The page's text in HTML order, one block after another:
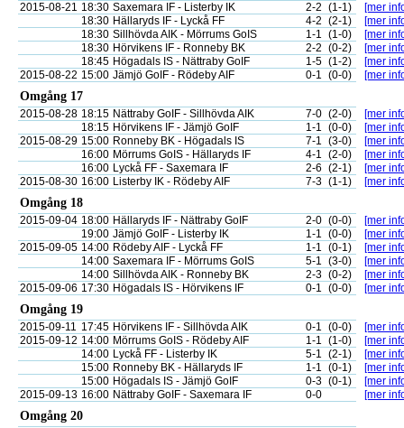
2015-08-21 18:30 Saxemara IF - Listerby IK 2-2 (1-1)
[mer
18:30 Hällaryds IF - Lyckå FF 4-2 (2-1)
[mer
18:30 Sillhövda AIK - Mörrums GoIS 1-1 (1-0)
[mer
18:30 Hörvikens IF - Ronneby BK 2-2 (0-2)
[mer
18:45 Högadals IS - Nättraby GoIF 1-5 (1-2)
[mer
2015-08-22 15:00 Jämjö GoIF - Rödeby AIF 0-1 (0-0) [mer
Omgång 17
2015-08-28 18:15 Nättraby GoIF - Sillhövda AIK 7-0 (2-0)
[mer
18:15 Hörvikens IF - Jämjö GoIF 1-1 (0-0)
[mer
2015-08-29 15:00 Ronneby BK - Högadals IS 7-1 (3-0)
[mer
16:00 Mörrums GoIS - Hällaryds IF 4-1 (2-0)
[mer
16:00 Lyckå FF - Saxemara IF 2-6 (2-1)
[mer
2015-08-30 16:00 Listerby IK - Rödeby AIF 7-3 (1-1) [mer
Omgång 18
2015-09-04 18:00 Hällaryds IF - Nättraby GoIF 2-0 (0-0)
[mer
19:00 Jämjö GoIF - Listerby IK 1-1 (0-0)
[mer
2015-09-05 14:00 Rödeby AIF - Lyckå FF 1-1 (0-1)
[mer
14:00 Saxemara IF - Mörrums GoIS 5-1 (3-0)
[mer
14:00 Sillhövda AIK - Ronneby BK 2-3 (0-2)
[mer
2015-09-06 17:30 Högadals IS - Hörvikens IF 0-1 (0-0) [mer
Omgång 19
2015-09-11 17:45 Hörvikens IF - Sillhövda AIK 0-1 (0-0)
[mer
2015-09-12 14:00 Mörrums GoIS - Rödeby AIF 1-1 (1-0)
[mer
14:00 Lyckå FF - Listerby IK 5-1 (2-1)
[mer
15:00 Ronneby BK - Hällaryds IF 1-1 (0-1)
[mer
15:00 Högadals IS - Jämjö GoIF 0-3 (0-1)
[mer
2015-09-13 16:00 Nättraby GoIF - Saxemara IF 0-0 [mer
Omgång 20